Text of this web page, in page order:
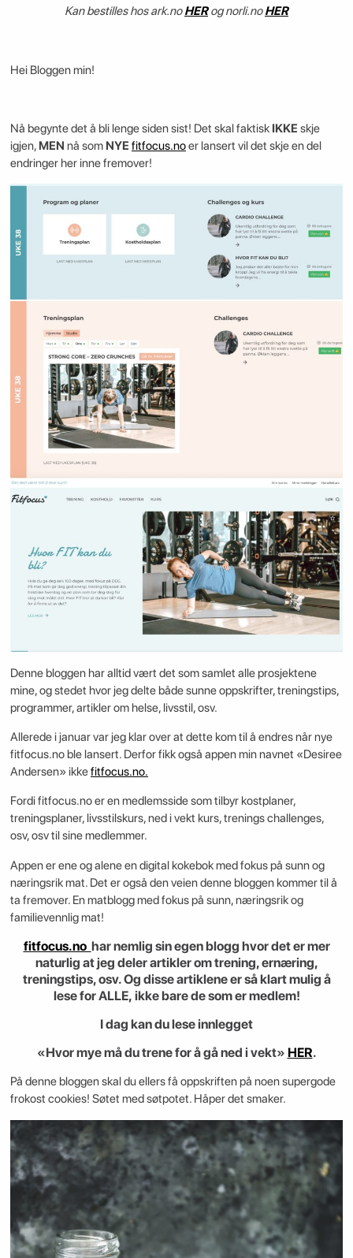
Kan bestilles hos ark.noHERog norli.noHER
Hei Bloggen min!
Nå begynte det å bli lenge siden sist! Det skal faktisk IKKE skje
igjen, MEN nå som NYE fitfocus.noer lansert vil det skje en del
endringer her inne fremover!
Denne bloggen har alltid vært det som samlet alle prosjektene
mine, og stedet hvor jeg delte både sunne oppskrifter, treningstips,
programmer, artikler om helse, livsstil, osv.
Allerede i januar var jeg klar over at dette kom til å endres når nye
fitfocus.no ble lansert. Derfor fikk også appen min navnet «Desiree
Andersen» ikkefitfocus.no.
Fordi fitfocus.no er en medlemsside som tilbyr kostplaner,
treningsplaner, livsstilskurs, ned i vekt kurs, trenings challenges,
osv, osv til sine medlemmer.
Appen er ene og alene en digital kokebok med fokus på sunn og
næringsrik mat. Det er også den veien denne bloggen kommer til å
ta fremover. En matblogg med fokus på sunn, næringsrik og
familievennlig mat!
fitfocus.no har nemlig sin egen blogg hvor det er mer
naturlig at jeg deler artikler om trening, ernæring,
treningstips, osv. Og disse artiklene er så klart mulig å
lese forALLE, ikke bare de som er medlem!
I dag kan du lese innlegget
«Hvor mye må du trene for å gå ned i vekt» HER.
På denne bloggen skal du ellers få oppskriften på noen supergode
frokost cookies! Søtet med søtpotet. Håper det smaker.